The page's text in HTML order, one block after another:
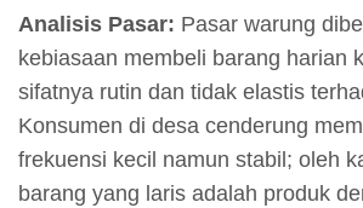
Analisis Pasar: Pasar warung
kebiasaan membeli barang harian
sifatnya rutin dan tidak elastis
Konsumen di desa cenderung
frekuensi kecil namun stabil; oleh
barang yang laris adalah produk